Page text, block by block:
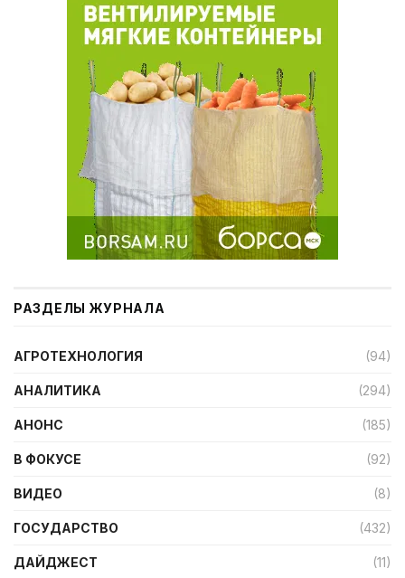
РАЗДЕЛЫ ЖУРНАЛА
АГРОТЕХНОЛОГИЯ (94)
АНАЛИТИКА (294)
АНОНС (185)
В ФОКУСЕ (92)
ВИДЕО (8)
ГОСУДАРСТВО (432)
ДАЙДЖЕСТ (11)